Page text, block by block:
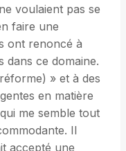
voulaient pas se
faire une
ont renoncé à
dans ce domaine.
» et à des
en matière
me semble tout
Il
accepté une